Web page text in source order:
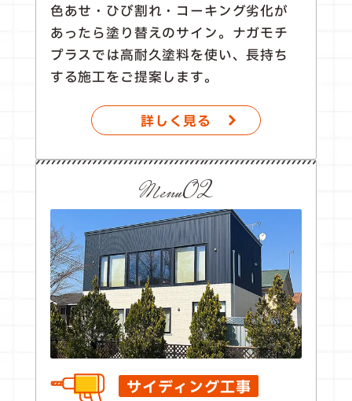
色あせ・ひび割れ・コーキング劣化が
あったら塗り替えのサイン。ナガモチ
プラスでは高耐久塗料を使い、長持ち
する施工をご提案します。
詳しく見る
Menu02
サイディング工事